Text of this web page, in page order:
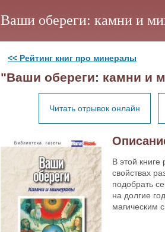
Ваши обереги: камни и
<< Рейтинг книг про минералы
"Ваши обереги: камни и
Читать отрывок онлайн
В этой книге
свойствах
подобрать
на долгие
магическим